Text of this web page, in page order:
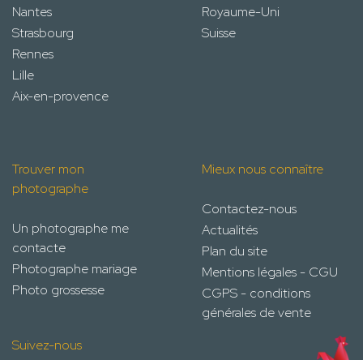
Nantes
Strasbourg
Rennes
Lille
Aix-en-provence
Royaume-Uni
Suisse
Trouver mon
photographe
Un photographe me
contacte
Photographe mariage
Photo grossesse
Mieux nous connaître
Contactez-nous
Actualités
Plan du site
Mentions légales - CGU
CGPS - conditions
générales de vente
Suivez-nous